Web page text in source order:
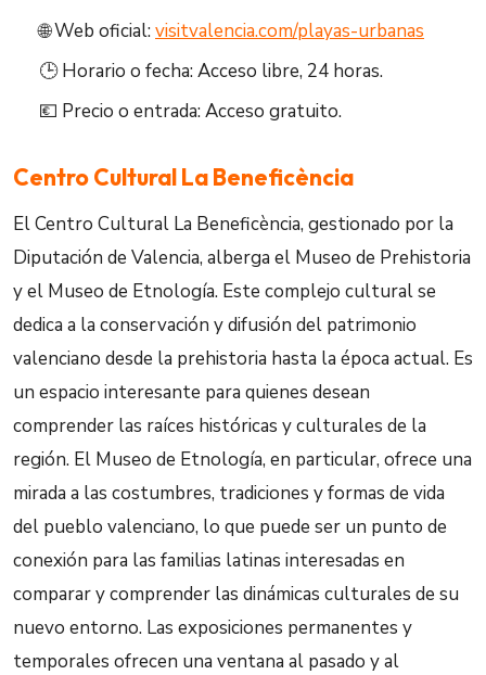
🌐 Web oficial:visitvalencia.com/playas-urbanas
🕒 Horario o fecha: Acceso libre, 24 horas.
💶 Precio o entrada: Acceso gratuito.
Centro Cultural La Beneficència
El Centro Cultural La Beneficència, gestionado por la
Diputación de Valencia, alberga el Museo de Prehistoria
y el Museo de Etnología. Este complejo cultural se
dedica a la conservación y difusión del patrimonio
valenciano desde la prehistoria hasta la época actual. Es
un espacio interesante para quienes desean
comprender las raíces históricas y culturales de la
región. El Museo de Etnología, en particular, ofrece una
mirada a las costumbres, tradiciones y formas de vida
del pueblo valenciano, lo que puede ser un punto de
conexión para las familias latinas interesadas en
comparar y comprender las dinámicas culturales de su
nuevo entorno. Las exposiciones permanentes y
temporales ofrecen una ventana al pasado y al